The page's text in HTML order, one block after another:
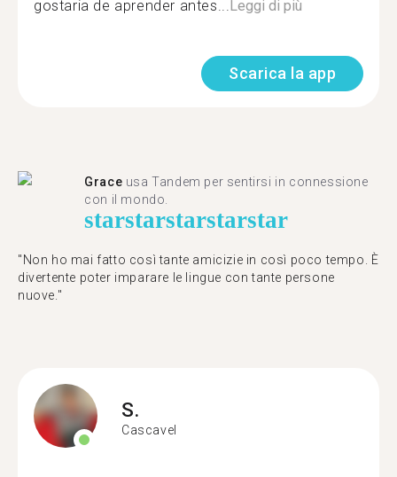
gostaria de aprender antes...Leggi di più
Scarica la app
Grace usa Tandem per sentirsi in connessione
con il mondo.
starstarstarstarstar
"Non ho mai fatto così tante amicizie in così poco tempo. È
divertente poter imparare le lingue con tante persone
nuove."
S.
Cascavel